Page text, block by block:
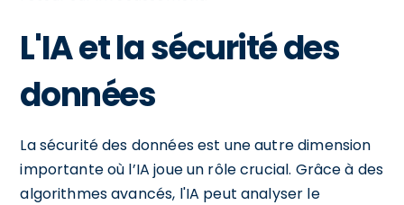
L'IA et la sécurité des
données
La sécurité des données est une autre dimension
importante où l’IA joue un rôle crucial. Grâce à des
algorithmes avancés, l'IA peut analyser le